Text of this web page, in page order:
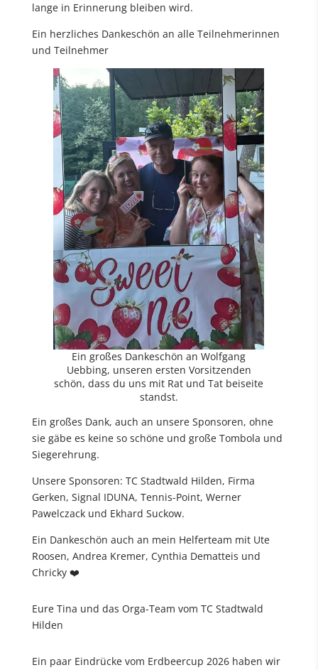
lange in Erinnerung bleiben wird.
Ein herzliches Dankeschön an alle Teilnehmerinnen
und Teilnehmer
Ein großes Dankeschön an Wolfgang
Uebbing, unseren ersten Vorsitzenden
schön, dass du uns mit Rat und Tat beiseite
standst.
Ein großes Dank, auch an unsere Sponsoren, ohne
sie gäbe es keine so schöne und große Tombola und
Siegerehrung.
Unsere Sponsoren: TC Stadtwald Hilden, Firma
Gerken, Signal IDUNA, Tennis-Point, Werner
Pawelczack und Ekhard Suckow.
Ein Dankeschön auch an mein Helferteam mit Ute
Roosen, Andrea Kremer, Cynthia Dematteis und
Chricky ❤️
Eure Tina und das Orga-Team vom TC Stadtwald
Hilden
Ein paar Eindrücke vom Erdbeercup 2026 haben wir